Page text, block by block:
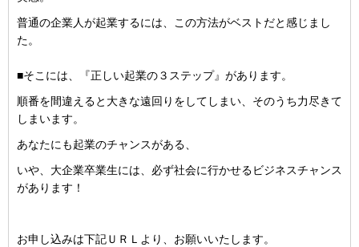
普通の企業人が起業するには、この方法がベストだと感じまし
た。
■そこには、『正しい起業の３ステップ』があります。
順番を間違えると大きな遠回りをしてしまい、そのうち力尽きて
しまいます。
あなたにも起業のチャンスがある、
いや、大企業卒業生には、必ず社会に行かせるビジネスチャンス
があります！
お申し込みは下記ＵＲＬより、お願いいたします。